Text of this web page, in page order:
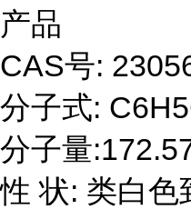
产品
CAS号:
分子式:
分子量
性 状: 类白色